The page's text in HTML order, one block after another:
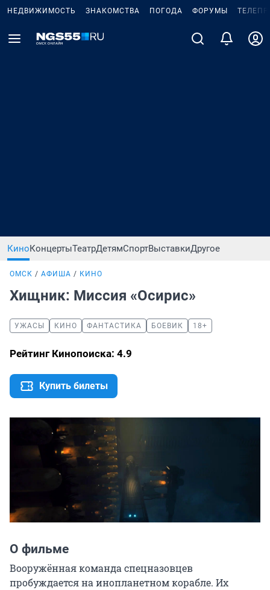
НЕДВИЖИМОСТЬ ЗНАКОМСТВА ПОГОДА ФОРУМЫ
КиноКонцертыТеатрДетямСпортВыставкиДругое
ОМСК АФИША КИНО
Хищник: Миссия «Осирис»
УЖАСЫ КИНО ФАНТАСТИКА БОЕВИК 18+
Рейтинг Кинопоиска: 4.9
Купить билеты
О фильме
Вооружённая команда спецназовцев
пробуждается на инопланетном корабле. Их